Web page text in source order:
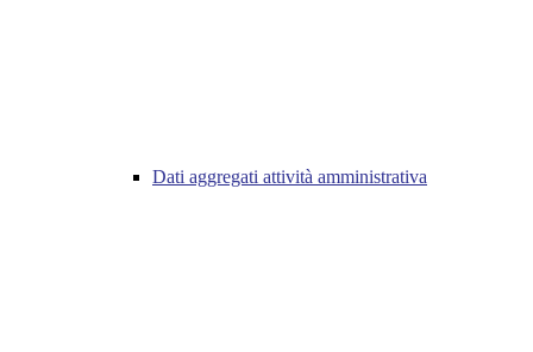
Dati aggregati attività amministrativa